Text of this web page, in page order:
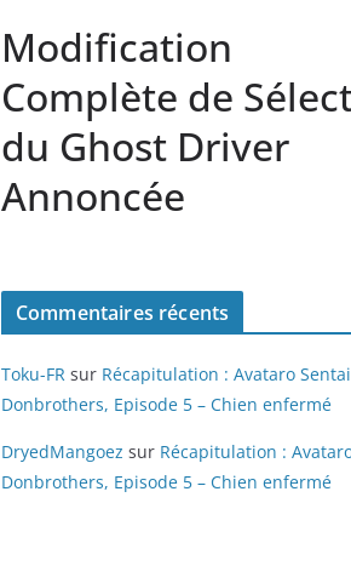
Modification
Complète de
du Ghost Driver
Annoncée
Commentaires récents
Toku-FR sur Récapitulation : Avataro Sentai
Donbrothers, Episode 5 – Chien enfermé
DryedMangoez sur Récapitulation :
Donbrothers, Episode 5 – Chien enfermé